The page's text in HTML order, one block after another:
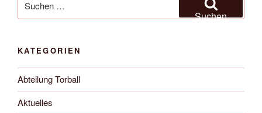
des
Torballsports“
nach:
Suchen
KATEGORIEN
Abteilung Torball
Aktuelles